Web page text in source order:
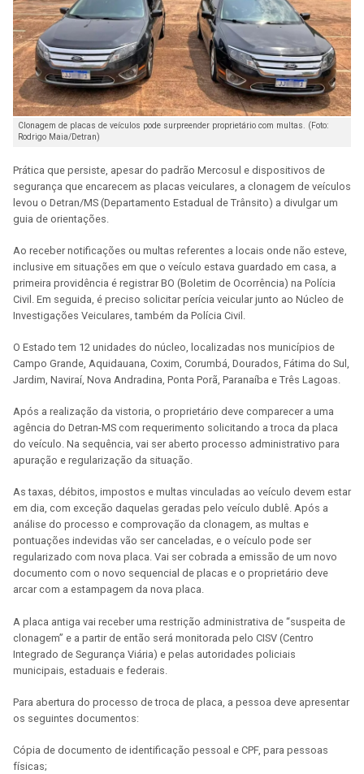
Clonagem de placas de veículos pode surpreender proprietário com multas. (Foto:
Rodrigo Maia/Detran)
Prática que persiste, apesar do padrão Mercosul e dispositivos de
segurança que encarecem as placas veiculares, a clonagem de veículos
levou o Detran/MS (Departamento Estadual de Trânsito) a divulgar um
guia de orientações.
Ao receber notificações ou multas referentes a locais onde não esteve,
inclusive em situações em que o veículo estava guardado em casa, a
primeira providência é registrar BO (Boletim de Ocorrência) na Polícia
Civil. Em seguida, é preciso solicitar perícia veicular junto ao Núcleo de
Investigações Veiculares, também da Polícia Civil.
O Estado tem 12 unidades do núcleo, localizadas nos municípios de
Campo Grande, Aquidauana, Coxim, Corumbá, Dourados, Fátima do Sul,
Jardim, Naviraí, Nova Andradina, Ponta Porã, Paranaíba e Três Lagoas.
Após a realização da vistoria, o proprietário deve comparecer a uma
agência do Detran-MS com requerimento solicitando a troca da placa
do veículo. Na sequência, vai ser aberto processo administrativo para
apuração e regularização da situação.
As taxas, débitos, impostos e multas vinculadas ao veículo devem estar
em dia, com exceção daquelas geradas pelo veículo dublê. Após a
análise do processo e comprovação da clonagem, as multas e
pontuações indevidas vão ser canceladas, e o veículo pode ser
regularizado com nova placa. Vai ser cobrada a emissão de um novo
documento com o novo sequencial de placas e o proprietário deve
arcar com a estampagem da nova placa.
A placa antiga vai receber uma restrição administrativa de “suspeita de
clonagem” e a partir de então será monitorada pelo CISV (Centro
Integrado de Segurança Viária) e pelas autoridades policiais
municipais, estaduais e federais.
Para abertura do processo de troca de placa, a pessoa deve apresentar
os seguintes documentos:
Cópia de documento de identificação pessoal e CPF, para pessoas
físicas;